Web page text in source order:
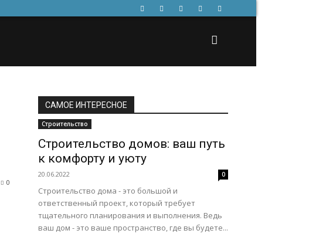
0
САМОЕ ИНТЕРЕСНОЕ
Строительство
Строительство домов: ваш путь
к комфорту и уюту
20.06.2022 0
Строительство дома - это большой и
ответственный проект, который требует
тщательного планирования и выполнения. Ведь
ваш дом - это ваше пространство, где вы будете...